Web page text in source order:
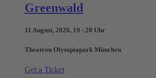
Greenwald
11 August, 2026, 19 - 20 Uhr
Theatron Olympiapark München
Get a Ticket